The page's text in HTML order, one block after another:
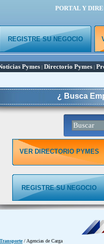
PORTAL Y
REGISTRE SU NEGOCIO
Pymes | Directorio Pymes |
¿ Busca
VER DIRECTORIO PYMES
REGISTRE SU NEGOCIO
Transporte/ Agencias de Carga